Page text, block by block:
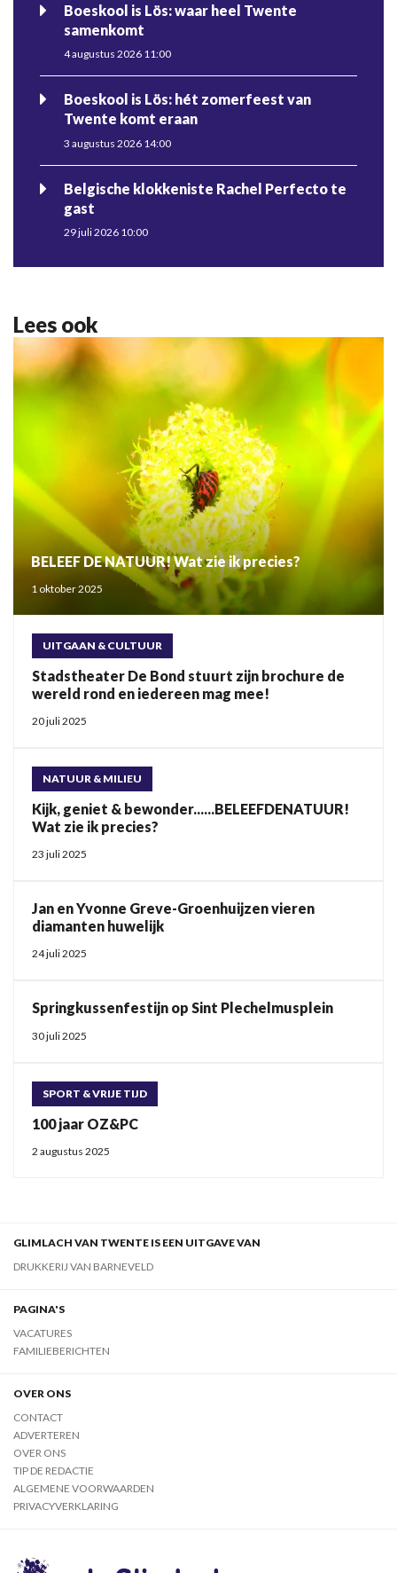
Boeskool is Lös: waar heel Twente
samenkomt
4 augustus 2026 11:00
Boeskool is Lös: hét zomerfeest van
Twente komt eraan
3 augustus 2026 14:00
Belgische klokkeniste Rachel Perfecto te
gast
29 juli 2026 10:00
Lees ook
BELEEF DE NATUUR! Wat zie ik precies?
1 oktober 2025
UITGAAN & CULTUUR
Stadstheater De Bond stuurt zijn brochure de
wereld rond en iedereen mag mee!
20 juli 2025
NATUUR & MILIEU
Kijk, geniet & bewonder......BELEEFDENATUUR!
Wat zie ik precies?
23 juli 2025
Jan en Yvonne Greve-Groenhuijzen vieren
diamanten huwelijk
24 juli 2025
Springkussenfestijn op Sint Plechelmusplein
30 juli 2025
SPORT & VRIJE TIJD
100 jaar OZ&PC
2 augustus 2025
GLIMLACH VAN TWENTE IS EEN UITGAVE VAN
DRUKKERIJ VAN BARNEVELD
PAGINA'S
VACATURES
FAMILIEBERICHTEN
OVER ONS
CONTACT
ADVERTEREN
OVER ONS
TIP DE REDACTIE
ALGEMENE VOORWAARDEN
PRIVACYVERKLARING